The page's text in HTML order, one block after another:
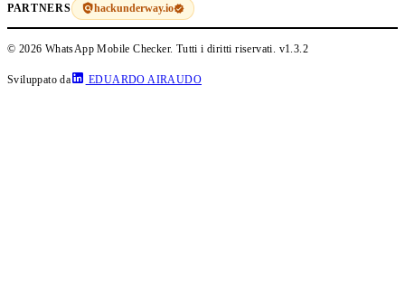
PARTNERS hackunderway.io
© 2026 WhatsApp Mobile Checker. Tutti i diritti riservati. v1.3.2
Sviluppato da EDUARDO AIRAUDO